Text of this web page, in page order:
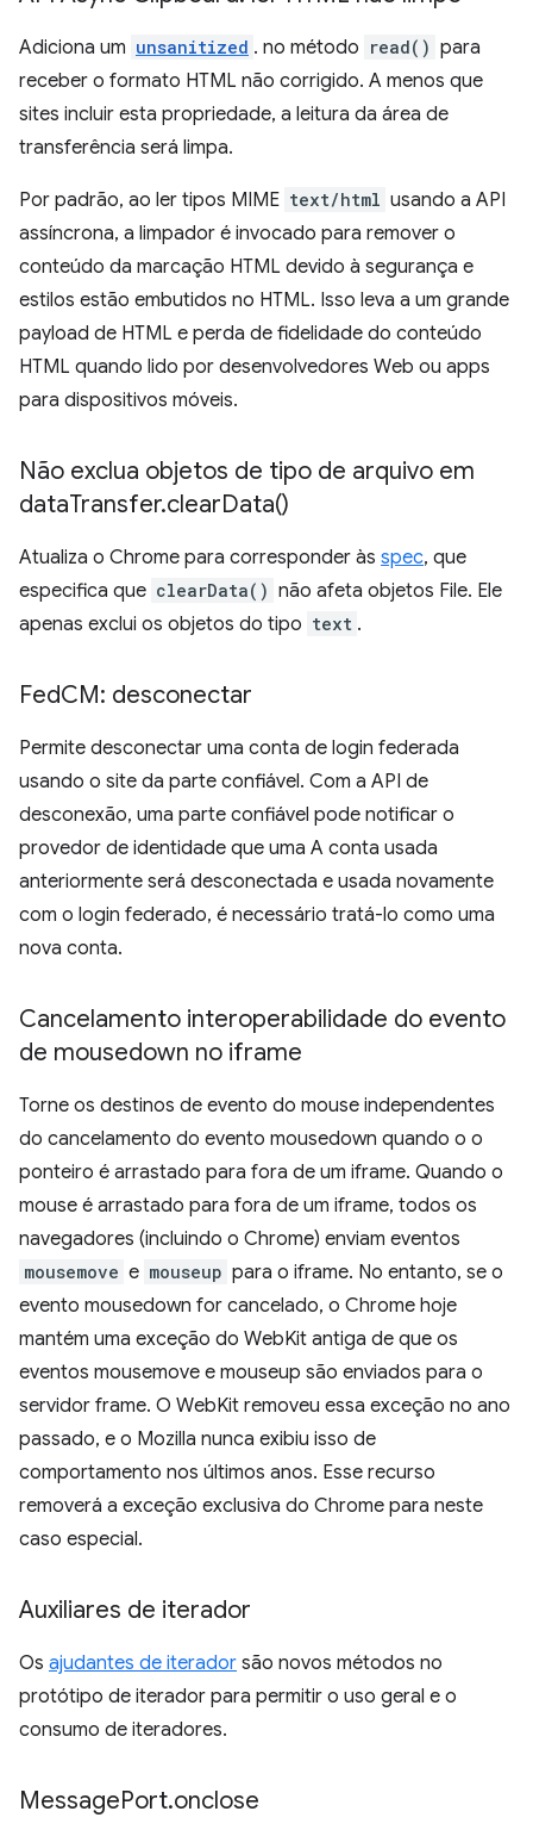
Adiciona um unsanitized . no método read() para
receber o formato HTML não corrigido. A menos que
sites incluir esta propriedade, a leitura da área de
transferência será limpa.
Por padrão, ao ler tipos MIME text/html usando a API
assíncrona, a limpador é invocado para remover o
conteúdo da marcação HTML devido à segurança e
estilos estão embutidos no HTML. Isso leva a um grande
payload de HTML e perda de fidelidade do conteúdo
HTML quando lido por desenvolvedores Web ou apps
para dispositivos móveis.
Não exclua objetos de tipo de arquivo em
dataTransfer.clearData()
Atualiza o Chrome para corresponder às spec, que
especifica que clearData() não afeta objetos File. Ele
apenas exclui os objetos do tipo text .
FedCM: desconectar
Permite desconectar uma conta de login federada
usando o site da parte confiável. Com a API de
desconexão, uma parte confiável pode notificar o
provedor de identidade que uma A conta usada
anteriormente será desconectada e usada novamente
com o login federado, é necessário tratá-lo como uma
nova conta.
Cancelamento interoperabilidade do evento
de mousedown no iframe
Torne os destinos de evento do mouse independentes
do cancelamento do evento mousedown quando o o
ponteiro é arrastado para fora de um iframe. Quando o
mouse é arrastado para fora de um iframe, todos os
navegadores (incluindo o Chrome) enviam eventos
mousemove e mouseup para o iframe. No entanto, se o
evento mousedown for cancelado, o Chrome hoje
mantém uma exceção do WebKit antiga de que os
eventos mousemove e mouseup são enviados para o
servidor frame. O WebKit removeu essa exceção no ano
passado, e o Mozilla nunca exibiu isso de
comportamento nos últimos anos. Esse recurso
removerá a exceção exclusiva do Chrome para neste
caso especial.
Auxiliares de iterador
Os ajudantes de iterador são novos métodos no
protótipo de iterador para permitir o uso geral e o
consumo de iteradores.
MessagePort.onclose